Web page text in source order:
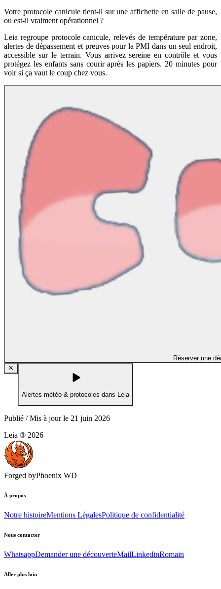
Votre protocole canicule tient-il sur une affichette en salle de pause,
ou est-il vraiment opérationnel ?
Leia regroupe protocole canicule, relevés de température par zone,
alertes de dépassement et preuves pour la PMI dans un seul endroit,
accessible sur le terrain. Vous arrivez sereine en contrôle et vous
protégez les enfants sans courir après les papiers. 20 minutes pour
voir si ça vaut le coup chez vous.
Réserver une
Alertes météo & protocoles dans Leia
Publié / Mis à jour le 21 juin 2026
Leia ® 2026
Forged byPhoenix WD
À propos
Notre histoireMentions LégalesPolitique de confidentialité
Nous contacter
WhatsappDemander une découverteMailLinkedinRomain
Aller plus loin